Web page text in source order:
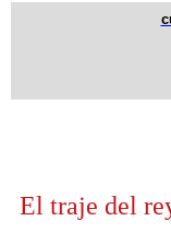
El traje del